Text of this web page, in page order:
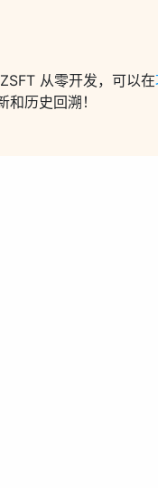
从零开发，可以在
和历史回溯！